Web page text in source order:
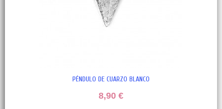
PÉNDULO DE CUARZO BLANCO
8,90 €